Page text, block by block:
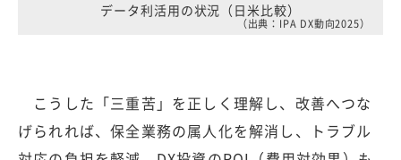
データ利活用の状況（日米比較）
（出典：IPA DX動向2025）
こうした「三重苦」を正しく理解し、改善へつな
げられれば、保全業務の属人化を解消し、トラブル